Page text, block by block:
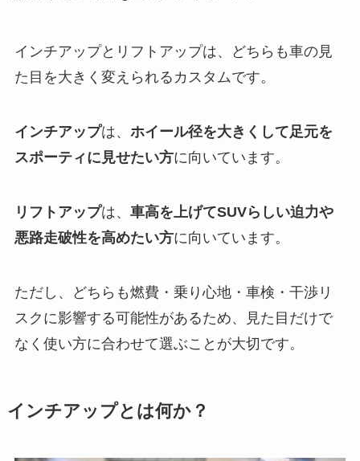
インチアップとリフトアップは、どちらも車の見
た目を大きく変えられるカスタムです。
インチアップは、 ホイール径を大きくして足元を
スポーティに見せたい方に向いています。
リフトアップは、 車高を上げてSUVらしい迫力や
悪路走破性を高めたい方に向いています。
ただし、どちらも燃費・乗り心地・車検・干渉リ
スクに影響する可能性があるため、見た目だけで
なく使い方に合わせて選ぶことが大切です。
インチアップとは何か？